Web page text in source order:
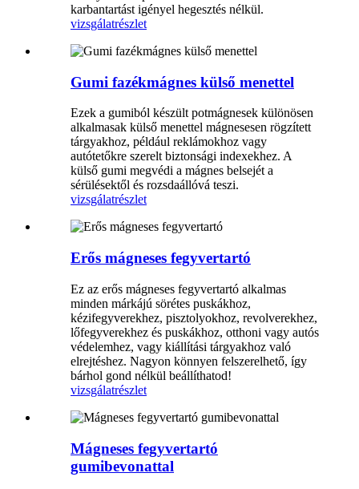
karbantartást igényel hegesztés nélkül.
vizsgálatrészlet
Gumi fazékmágnes külső menettel
Ezek a gumiból készült potmágnesek különösen
alkalmasak külső menettel mágnesesen rögzített
tárgyakhoz, például reklámokhoz vagy
autótetőkre szerelt biztonsági indexekhez. A
külső gumi megvédi a mágnes belsejét a
sérülésektől és rozsdaállóvá teszi.
vizsgálatrészlet
Erős mágneses fegyvertartó
Ez az erős mágneses fegyvertartó alkalmas
minden márkájú sörétes puskákhoz,
kézifegyverekhez, pisztolyokhoz, revolverekhez,
lőfegyverekhez és puskákhoz, otthoni vagy autós
védelemhez, vagy kiállítási tárgyakhoz való
elrejtéshez. Nagyon könnyen felszerelhető, így
bárhol gond nélkül beállíthatod!
vizsgálatrészlet
Mágneses fegyvertartó
gumibevonattal